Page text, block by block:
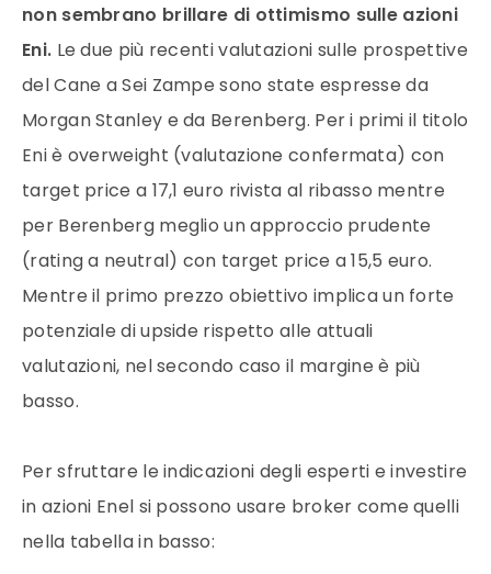
non sembrano brillare di ottimismo sulle azioni
Eni. Le due più recenti valutazioni sulle prospettive
del Cane a Sei Zampe sono state espresse da
Morgan Stanley e da Berenberg. Per i primi il titolo
Eni è overweight (valutazione confermata) con
target price a 17,1 euro rivista al ribasso mentre
per Berenberg meglio un approccio prudente
(rating a neutral) con target price a 15,5 euro.
Mentre il primo prezzo obiettivo implica un forte
potenziale di upside rispetto alle attuali
valutazioni, nel secondo caso il margine è più
basso.
Per sfruttare le indicazioni degli esperti e investire
in azioni Enel si possono usare broker come quelli
nella tabella in basso: